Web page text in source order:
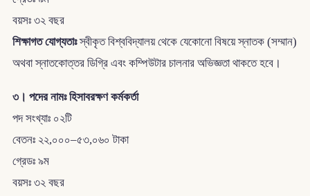
বয়সঃ ৩২ বছর
শিক্ষাগত যোগ্যতাঃস্বীকৃত বিশ্ববিদ্যালয় থেকে যেকোনো বিষয়ে স্নাতক (সম্মান)
অথবা স্নাতকোত্তর ডিগ্রি এবং কম্পিউটার চালনার অভিজ্ঞতা থাকতে হবে।
৩। পদের নামঃ হিসাবরক্ষণ কর্মকর্তা
পদ সংখ্যাঃ ০২টি
বেতনঃ ২২,০০০–৫৩,০৬০ টাকা
গ্রেডঃ ৯ম
বয়সঃ ৩২ বছর